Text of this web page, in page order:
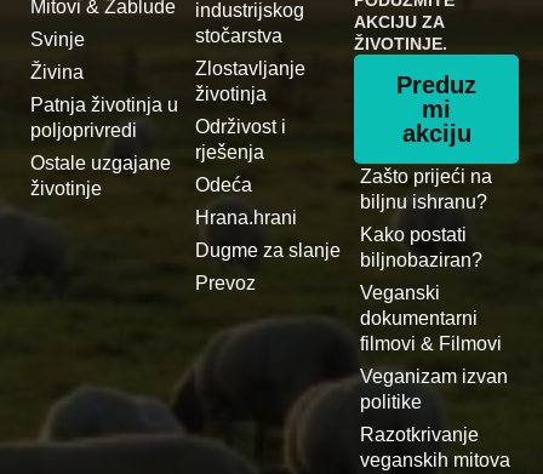
Mitovi & Zablude
Svinje
Živina
Patnja životinja u
poljoprivredi
Ostale uzgajane
životinje
industrijskog
stočarstva
Zlostavljanje
životinja
Održivost i
rješenja
Odeća
Hrana.hrani
Dugme za slanje
Prevoz
AKCIJU ZA
ŽIVOTINJE.
Preduz
mi
akciju
Zašto prijeći na
biljnu ishranu?
Kako postati
biljnobaziran?
Veganski
dokumentarni
filmovi & Filmovi
Veganizam izvan
politike
Razotkrivanje
veganskih mitova